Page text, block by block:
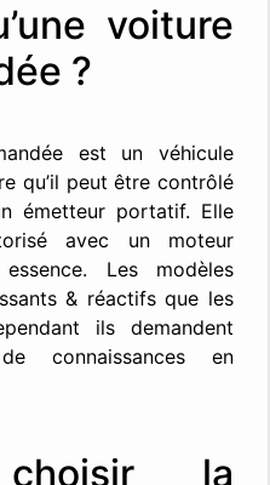
voiture
?
est un véhicule
qu’il peut être contrôlé
émetteur portatif. Elle
avec un moteur
Les modèles
& réactifs que les
ils demandent
connaissances en
choisir la